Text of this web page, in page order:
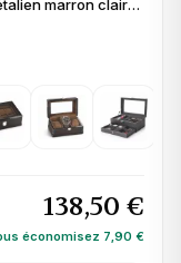
marron clair
138,50 €
économisez 7,90 €